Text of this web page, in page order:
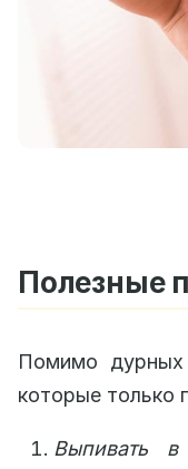
Полезные
Помимо
которые только
Выпивать